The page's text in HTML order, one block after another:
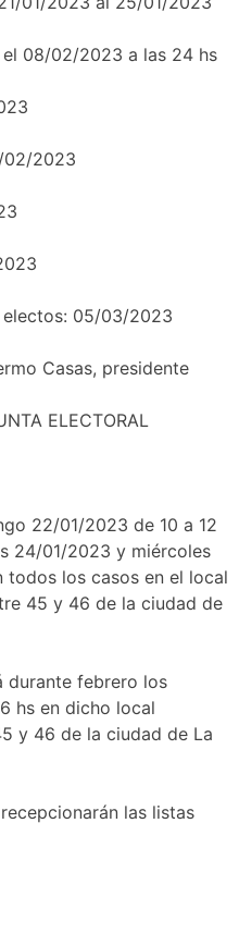
08/02/2023 a las 24 hs
02/2023
05/03/2023
Casas, presidente
ELECTORAL
22/01/2023 de 10 a 12
24/01/2023 y miércoles
todos los casos en el local
45 y 46 de la ciudad de
durante febrero los
hs en dicho local
y 46 de la ciudad de La
las listas